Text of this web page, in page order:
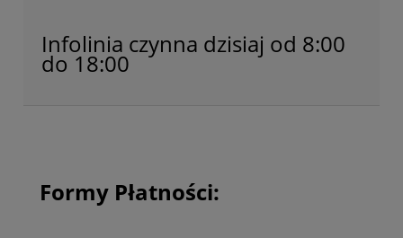
Infolinia czynna dzisiaj od 8:00
do 18:00
Formy Płatności: